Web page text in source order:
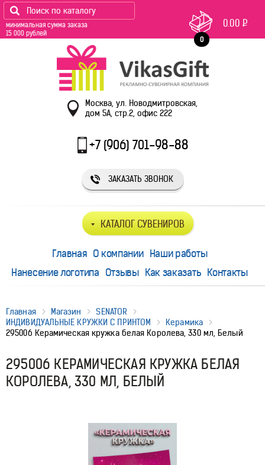
минимальная сумма заказа
15 000 рублей
0
0.00 Р
Москва, ул. Новодмитровская,
дом 5А, стр.2, офис 222
+7 (906) 701-98-88
ЗАКАЗАТЬ ЗВОНОК
КАТАЛОГ СУВЕНИРОВ
Главная О компании Наши работы
Нанесение логотипа Отзывы Как заказать Контакты
Главная Магазин
SENATOR
ИНДИВИДУАЛЬНЫЕ КРУЖКИ С ПРИНТОМ
Керамика
295006 Керамическая кружка белая Королева, 330 мл, Белый
295006 КЕРАМИЧЕСКАЯ КРУЖКА БЕЛАЯ
КОРОЛЕВА, 330 МЛ, БЕЛЫЙ